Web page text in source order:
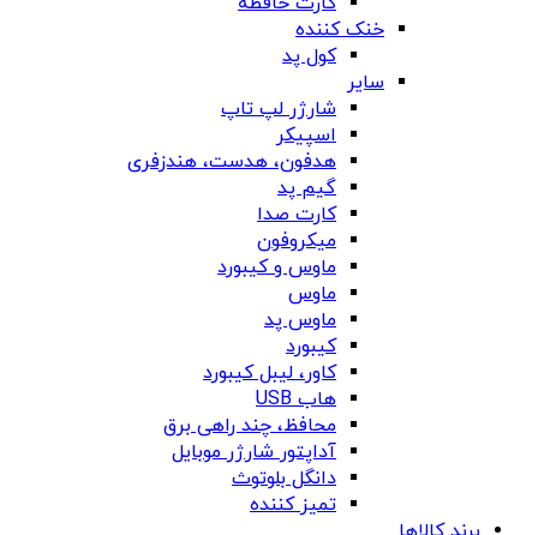
خنک کننده
کول پد
سایر
شارژر لپ تاپ
اسپیکر
هدفون، هدست، هندزفری
گیم پد
کارت صدا
میکروفون
ماوس و کیبورد
ماوس
ماوس پد
کیبورد
کاور، لیبل کیبورد
هاب USB
محافظ، چند راهی برق
آداپتور شارژر موبایل
دانگل بلوتوث
تمیز کننده